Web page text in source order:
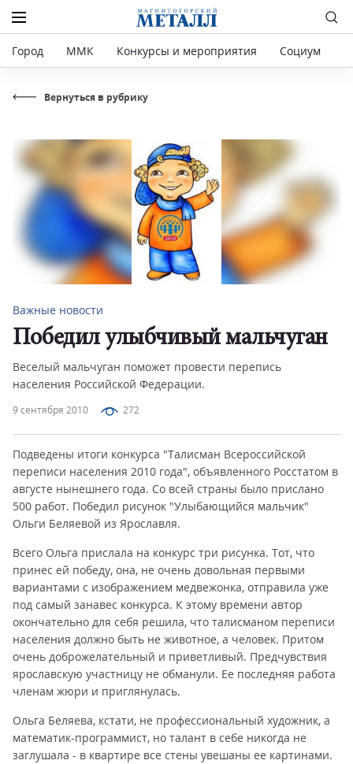
Город ММК Конкурсы и мероприятия Социум
Вернуться в рубрику
9 сентября 2010 272
Важные новости
Победил улыбчивый мальчуган
Веселый мальчуган поможет провести перепись
населения Российской Федерации.
Подведены итоги конкурса "Талисман Всероссийской
переписи населения 2010 года", объявленного Росстатом в
августе нынешнего года. Со всей страны было прислано
500 работ. Победил рисунок "Улыбающийся мальчик"
Ольги Беляевой из Ярославля.
Всего Ольга прислала на конкурс три рисунка. Тот, что
принес ей победу, она, не очень довольная первыми
вариантами с изображением медвежонка, отправила уже
под самый занавес конкурса. К этому времени автор
окончательно для себя решила, что талисманом переписи
населения должно быть не животное, а человек. Притом
очень доброжелательный и приветливый. Предчувствия
ярославскую участницу не обманули. Ее последняя работа
членам жюри и приглянулась.
Ольга Беляева, кстати, не профессиональный художник, а
математик-программист, но талант в себе никогда не
заглушала - в квартире все стены увешаны ее картинами.